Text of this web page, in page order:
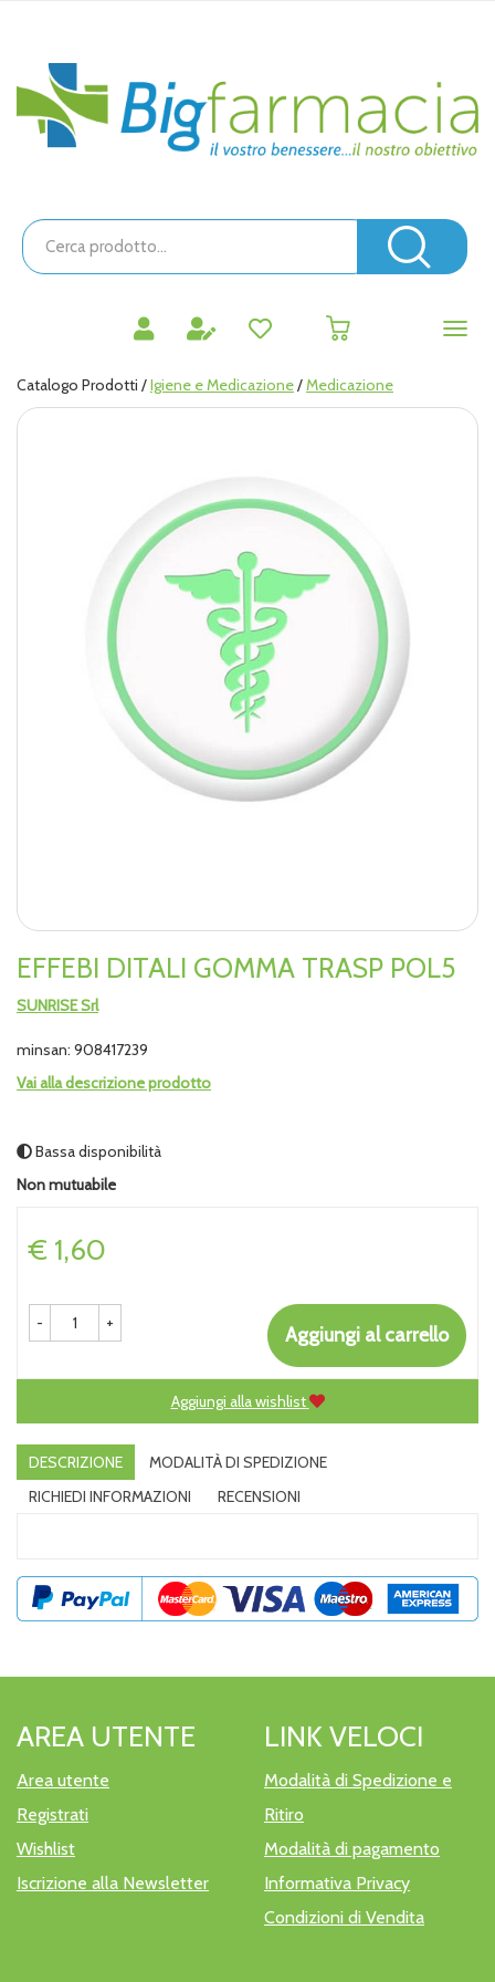
principaleBigfarmacia
Cerca
Prodotto
Catalogo Prodotti /Igiene e Medicazione/Medicazione
EFFEBI DITALI GOMMA TRASP POL5
SUNRISE Srl
minsan: 908417239
Vai alla descrizione prodotto
Bassa disponibilità
Non mutuabile
Prezzo
€ 1,60
- + Aggiungi al carrello
Aggiungi alla wishlist
DESCRIZIONE
MODALITÀ DI SPEDIZIONE
RICHIEDI INFORMAZIONI
RECENSIONI
AREA UTENTE
Area utente
Registrati
Wishlist
Iscrizione alla Newsletter
LINK VELOCI
Modalità di Spedizione e
Ritiro
Modalità di pagamento
Informativa Privacy
Condizioni di Vendita